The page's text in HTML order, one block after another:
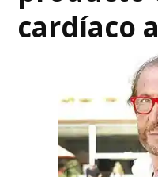
cardíaco